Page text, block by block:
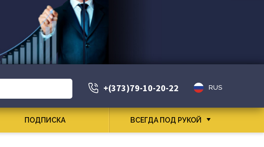
+(373)79-10-20-22 RUS
ПОДПИСКА ВСЕГДА ПОД РУКОЙ